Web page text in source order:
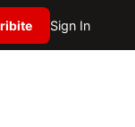
Sign In